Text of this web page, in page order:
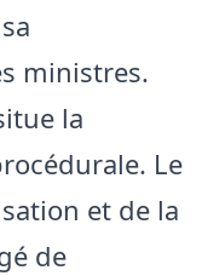
ministres.
la
Le
et de la
de